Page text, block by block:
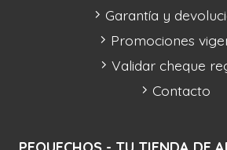
Garantía y
Promociones
Validar cheque
Contacto